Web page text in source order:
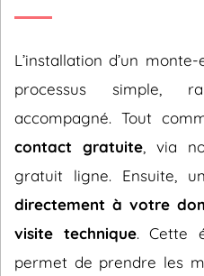
L’installation d’un
processus simple,
accompagné. Tout
contact gratuite , via
gratuit ligne. Ensuite,
directement à votre
visite technique. Cette
permet de prendre les